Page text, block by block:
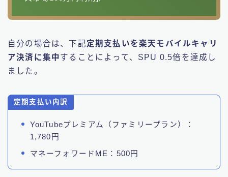
自分の場合は、下記定期支払いを楽天モバイルキャリ
ア決済に集中することによって、SPU 0.5倍を達成し
ました。
定期支払い内訳
YouTubeプレミアム（ファミリープラン）：
1,780円
マネーフォワードME：500円